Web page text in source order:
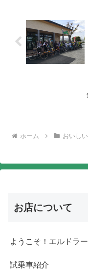
ホーム おいし
お店について
ようこそ！エルドラ
試乗車紹介